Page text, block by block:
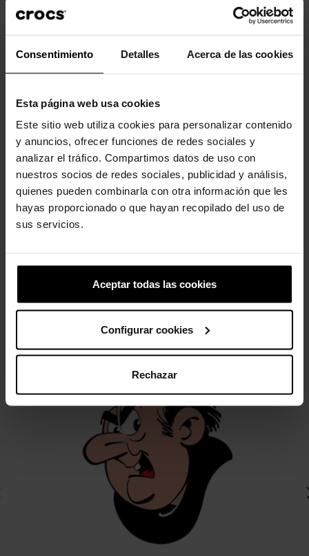
Consentimiento Detalles Acerca de las cookies
Esta página web usa cookies
Este sitio web utiliza cookies para personalizar contenido
y anuncios, ofrecer funciones de redes sociales y
analizar el tráfico. Compartimos datos de uso con
nuestros socios de redes sociales, publicidad y análisis,
quienes pueden combinarla con otra información que les
hayas proporcionado o que hayan recopilado del uso de
sus servicios.
Aceptar todas las cookies
Configurar cookies
Rechazar
54,99 € 38,43 €
Melocotón brillante
4,79 €
Flor de tela blanca con perla